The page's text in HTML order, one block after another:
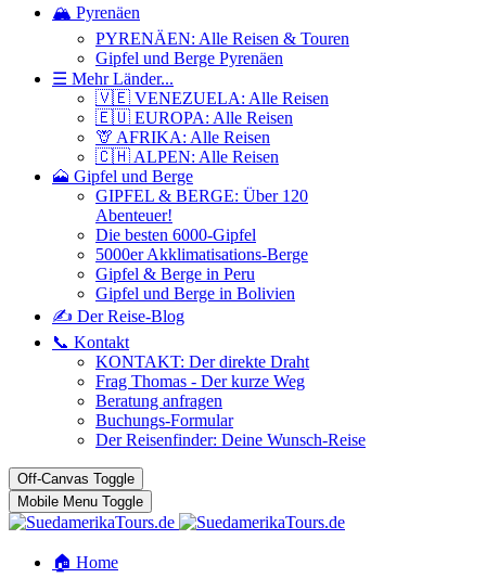
🏔️ Pyrenäen
PYRENÄEN: Alle Reisen & Touren
Gipfel und Berge Pyrenäen
☰ Mehr Länder...
🇻🇪 VENEZUELA: Alle Reisen
🇪🇺 EUROPA: Alle Reisen
🦒 AFRIKA: Alle Reisen
🇨🇭 ALPEN: Alle Reisen
🗻 Gipfel und Berge
GIPFEL & BERGE: Über 120
Abenteuer!
Die besten 6000-Gipfel
5000er Akklimatisations-Berge
Gipfel & Berge in Peru
Gipfel und Berge in Bolivien
✍️ Der Reise-Blog
📞 Kontakt
KONTAKT: Der direkte Draht
Frag Thomas - Der kurze Weg
Beratung anfragen
Buchungs-Formular
Der Reisenfinder: Deine Wunsch-Reise
Off-Canvas Toggle
Mobile Menu Toggle
🏠 Home